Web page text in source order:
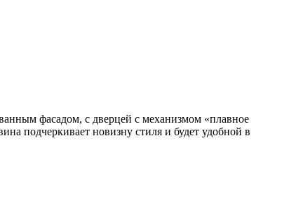
фасадом, с дверцей с механизмом «плавное
подчеркивает новизну стиля и будет удобной в